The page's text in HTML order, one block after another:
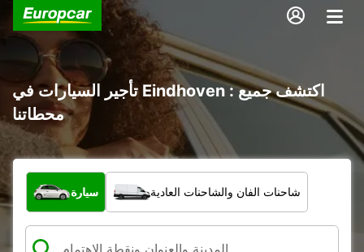
تأجير السيارات في Eindhoven : اكتشف جميع
محطاتنا
ما نوع المركبة؟
سيارة شاحنات الفان والشاحنات العادية